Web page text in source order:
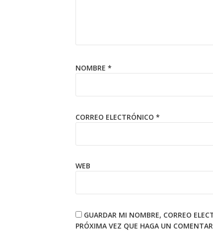
NOMBRE *
CORREO ELECTRÓNICO *
WEB
GUARDAR MI NOMBRE, CORREO
PRÓXIMA VEZ QUE HAGA UN